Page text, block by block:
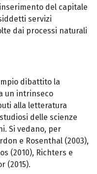
del capitale
servizi
dai processi naturali
dibattito la
un intrinseco
alla letteratura
delle scienze
Si vedano, per
e Rosenthal (2003),
(2010), Richters e
(2015).